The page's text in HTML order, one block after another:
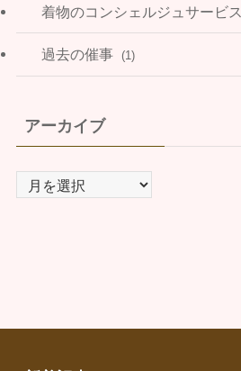
着物のコンシェルジュサービス
過去の催事 (1)
アーカイブ
ー